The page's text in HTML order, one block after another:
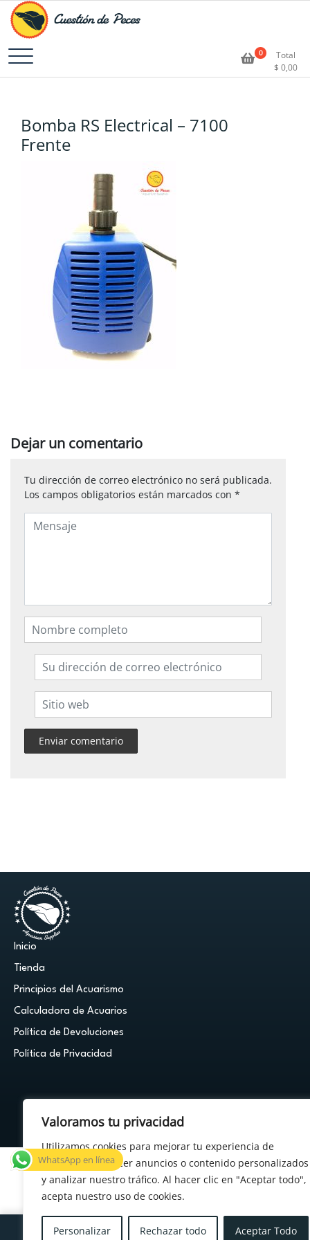
Valoramos tu privacidad
Utilizamos cookies para mejorar tu experiencia de
navegación, ofrecer anuncios o contenido personalizados
y analizar nuestro tráfico. Al hacer clic en "Aceptar todo",
acepta nuestro uso de cookies.
Personalizar Rechazar todo Aceptar Todo
Cuestión de Peces –
Aquarium Supplies
Accesorios e Insumos Para Acuarismo 0
Total
$ 0,00
Bomba RS Electrical – 7100
Frente
Dejar un comentario
Tu dirección de correo electrónico no será publicada.
Los campos obligatorios están marcados con *
Inicio
Tienda
Principios del Acuarismo
Calculadora de Acuarios
Política de Devoluciones
Política de Privacidad
¿Tenés alguna duda?
WhatsApp en línea